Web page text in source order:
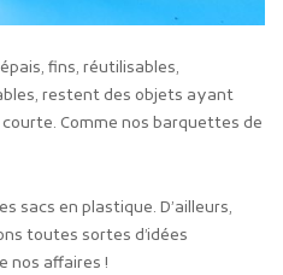
fins, réutilisables,
restent des objets ayant
Comme nos barquettes de
sacs en plastique. D’ailleurs,
toutes sortes d’idées
nos affaires !